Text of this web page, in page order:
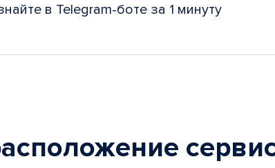
в Telegram-боте за 1 минуту